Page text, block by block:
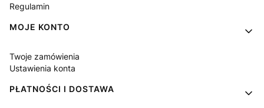
Regulamin
MOJE KONTO
Twoje zamówienia
Ustawienia konta
PŁATNOŚCI I DOSTAWA